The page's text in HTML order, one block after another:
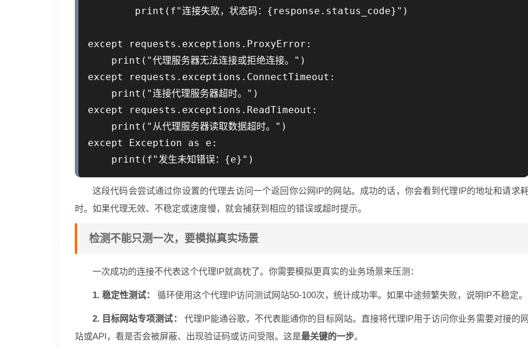
        print(f"连接失败，状态码：{response.status_code}")
except requests.exceptions.ProxyError:
    print("代理服务器无法连接或拒绝连接。")
except requests.exceptions.ConnectTimeout:
    print("连接代理服务器超时。")
except requests.exceptions.ReadTimeout:
    print("从代理服务器读取数据超时。")
except Exception as e:
这段代码会尝试通过你设置的代理去访问一个返回你公网IP的网站。成功的话，你会看到代理IP的地址和请求
时。如果代理无效、不稳定或速度慢，就会捕获到相应的错误或超时提示。
检测不能只测一次，要模拟真实场景
一次成功的连接不代表这个代理IP就高枕了。你需要模拟更真实的业务场景来压测：
1. 稳定性测试： 循环使用这个代理IP访问测试网站50-100次，统计成功率。如果中途频繁失败，说明IP不稳定。
2. 目标网站专项测试：
代理IP能通谷歌，不代表能通你的目标网站。直接将代理IP用于访问你业务需要对接的网
站或API，看是否会被屏蔽、出现验证码或访问受限。这是最关键的一步。